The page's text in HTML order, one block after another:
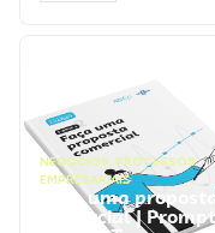
NEGÓCIOS, PROCESSOS
EMPRESARIAIS
Faça uma
comercial |